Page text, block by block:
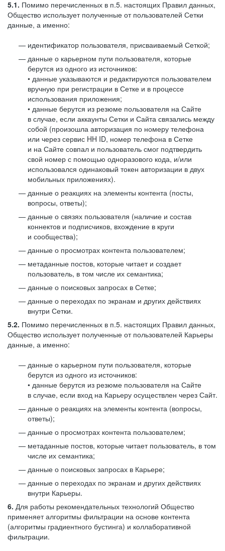
5.1. Помимо перечисленных в п.5. настоящих Правил данных,
Общество использует полученные от пользователей Сетки
данные, а именно:
идентификатор пользователя, присваиваемый Сеткой;
данные о карьерном пути пользователя, которые
берутся из одного из источников:
• данные указываются и редактируются пользователем
вручную при регистрации в Сетке и в процессе
использования приложения;
• данные берутся из резюме пользователя на Сайте
в случае, если аккаунты Сетки и Сайта связались между
собой (произошла авторизация по номеру телефона
или через сервис HH ID, номер телефона в Сетке
и на Сайте совпал и пользователь смог подтвердить
свой номер с помощью одноразового кода, и/или
использовался одинаковый токен авторизации в двух
мобильных приложениях).
данные о реакциях на элементы контента (посты,
вопросы, ответы);
данные о связях пользователя (наличие и состав
коннектов и подписчиков, вхождение в круги
и сообщества);
данные о просмотрах контента пользователем;
метаданные постов, которые читает и создает
пользователь, в том числе их семантика;
данные о поисковых запросах в Сетке;
данные о переходах по экранам и других действиях
внутри Сетки.
5.2. Помимо перечисленных в п.5. настоящих Правил данных,
Общество использует полученные от пользователей Карьеры
данные, а именно:
данные о карьерном пути пользователя, которые
берутся из одного из источников:
• данные берутся из резюме пользователя на Сайте
в случае, если вход на Карьеру осуществлен через Сайт.
данные о реакциях на элементы контента (вопросы,
ответы);
данные о просмотрах контента пользователем;
метаданные постов, которые читает пользователь, в том
числе их семантика;
данные о поисковых запросах в Карьере;
данные о переходах по экранам и других действиях
внутри Карьеры.
6. Для работы рекомендательных технологий Общество
применяет алгоритмы фильтрации на основе контента
(алгоритмы градиентного бустинга) и коллаборативной
фильтрации.